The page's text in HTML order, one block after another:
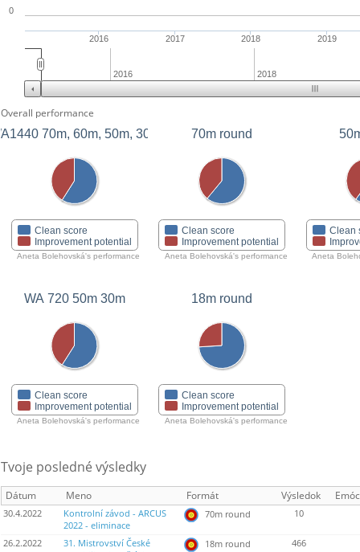
2016 2017 2018 2019
0
2016 2018
Overall performance
70m, 60m, 50m, 30m
Clean score
Improvement potential
Aneta Bolehovská's performance
70m round
Clean score
Improvement potential
Aneta Bolehovská's performance
Clean
Aneta
WA 720 50m 30m
Clean score
Improvement potential
Aneta Bolehovská's performance
18m round
Clean score
Improvement potential
Aneta Bolehovská's performance
Tvoje posledné výsledky
Dátum Meno Formát Výsledok
30.4.2022
Kontrolní závod - ARCUS
2022 - eliminace
70m round 10
26.2.2022
31. Mistrovství České
18m round 466